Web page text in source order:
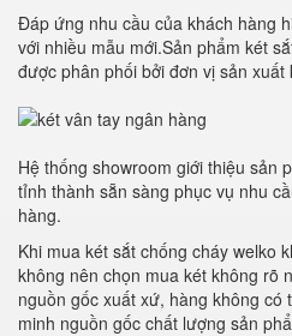
Đáp ứng nhu cầu của khách hàng
với nhiều mẫu mới.Sản phẩm két
được phân phối bởi đơn vị sản xuất
Hệ thống showroom giới thiệu sản
tỉnh thành sẵn sàng phục vụ nhu
hàng.
Khi mua két sắt chống cháy welko
không nên chọn mua két không rõ
nguồn gốc xuất xứ, hàng không có
minh nguồn gốc chất lượng sản